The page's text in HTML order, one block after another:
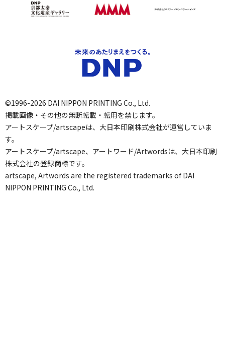
©1996-2026 DAI NIPPON PRINTING Co., Ltd.
掲載画像・その他の無断転載・転用を禁じます。
アートスケープ/artscapeは、大日本印刷株式会社が運営していま
す。
アートスケープ/artscape、アートワード/Artwordsは、大日本印刷
株式会社の登録商標です。
artscape, Artwords are the registered trademarks of DAI
NIPPON PRINTING Co., Ltd.